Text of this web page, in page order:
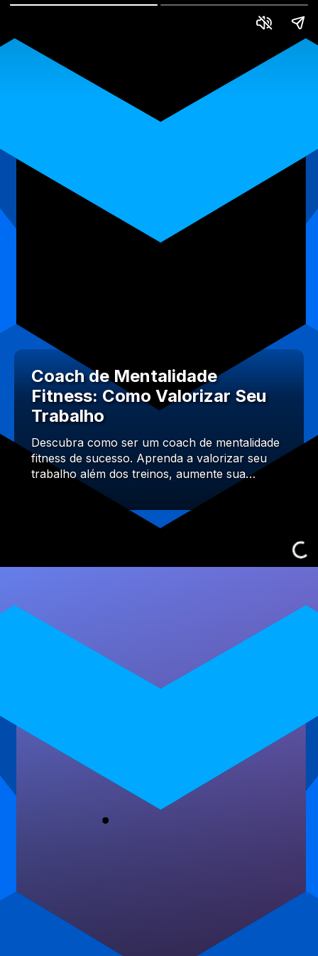
Coach de Mentalidade
Fitness: Como Valorizar Seu
Trabalho
Descubra como ser um coach de mentalidade
fitness de sucesso. Aprenda a valorizar seu
trabalho além dos treinos, aumente sua…